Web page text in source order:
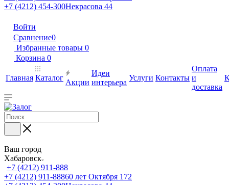
+7 (4212) 454-300Некрасова 44
Войти
Сравнение0
Избранные товары 0
Корзина 0
Главная Каталог
Акции
Идеи
интерьера
Услуги Контакты
Оплата
и
доставка
Ваш город
Хабаровск
+7 (4212) 911-888
+7 (4212) 911-88860 лет Октября 172